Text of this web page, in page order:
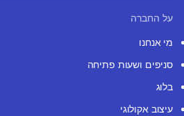
על החברה
מי אנחנו
סניפים ושעות פתיחה
בלוג
עיצוב אקולוגי